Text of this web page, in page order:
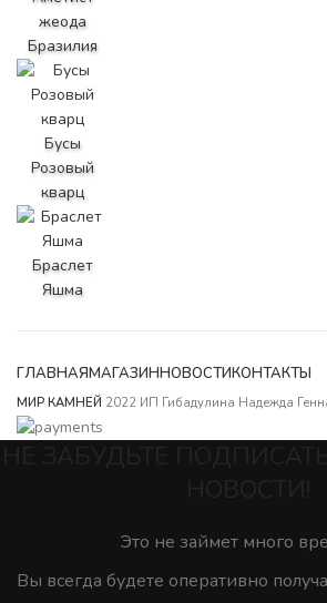
жеода
Бразилия
Бусы
Розовый
кварц
Браслет
Яшма
ГЛАВНАЯМАГАЗИННОВОСТИКОНТАКТЫ
МИР КАМНЕЙ 2022 ИП Гибадулина Надежда
Это не займет много
Вы всегда будете оперативно